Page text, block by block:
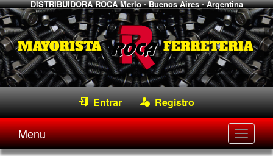
DISTRIBUIDORA ROCA Merlo - Buenos Aires - Argentina
Entrar Registro
Menu